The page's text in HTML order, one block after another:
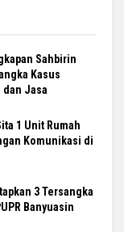
Sahbirin
Kasus
dan Jasa
1 Unit Rumah
Komunikasi di
3 Tersangka
Banyuasin